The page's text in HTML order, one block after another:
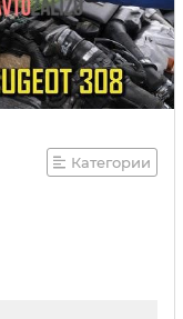
Категории